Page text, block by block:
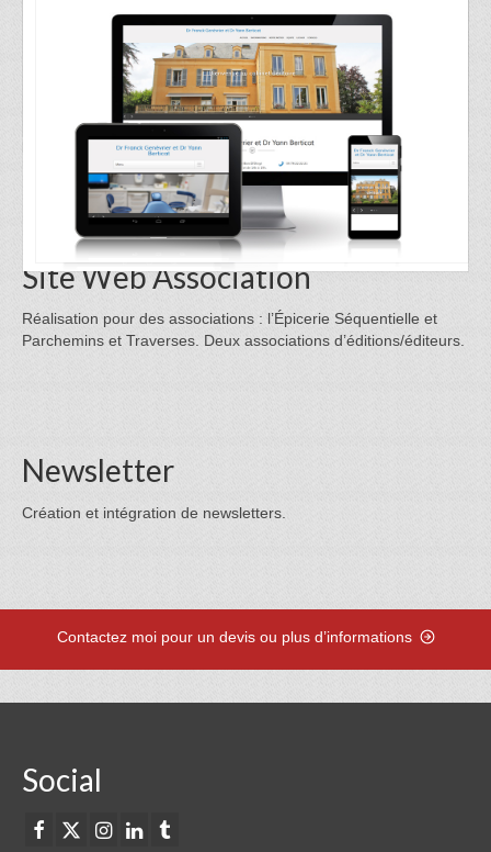
Site Web Jeux Concours
Réalisation du design et intégration de jeux concours par
l’intermédiaire de l’agence Conversationnel.
Site Web Association
Réalisation pour des associations : l’Épicerie Séquentielle et
Parchemins et Traverses. Deux associations d’éditions/éditeurs.
Newsletter
Création et intégration de newsletters.
Contactez moi pour un devis ou plus d’informations
Social